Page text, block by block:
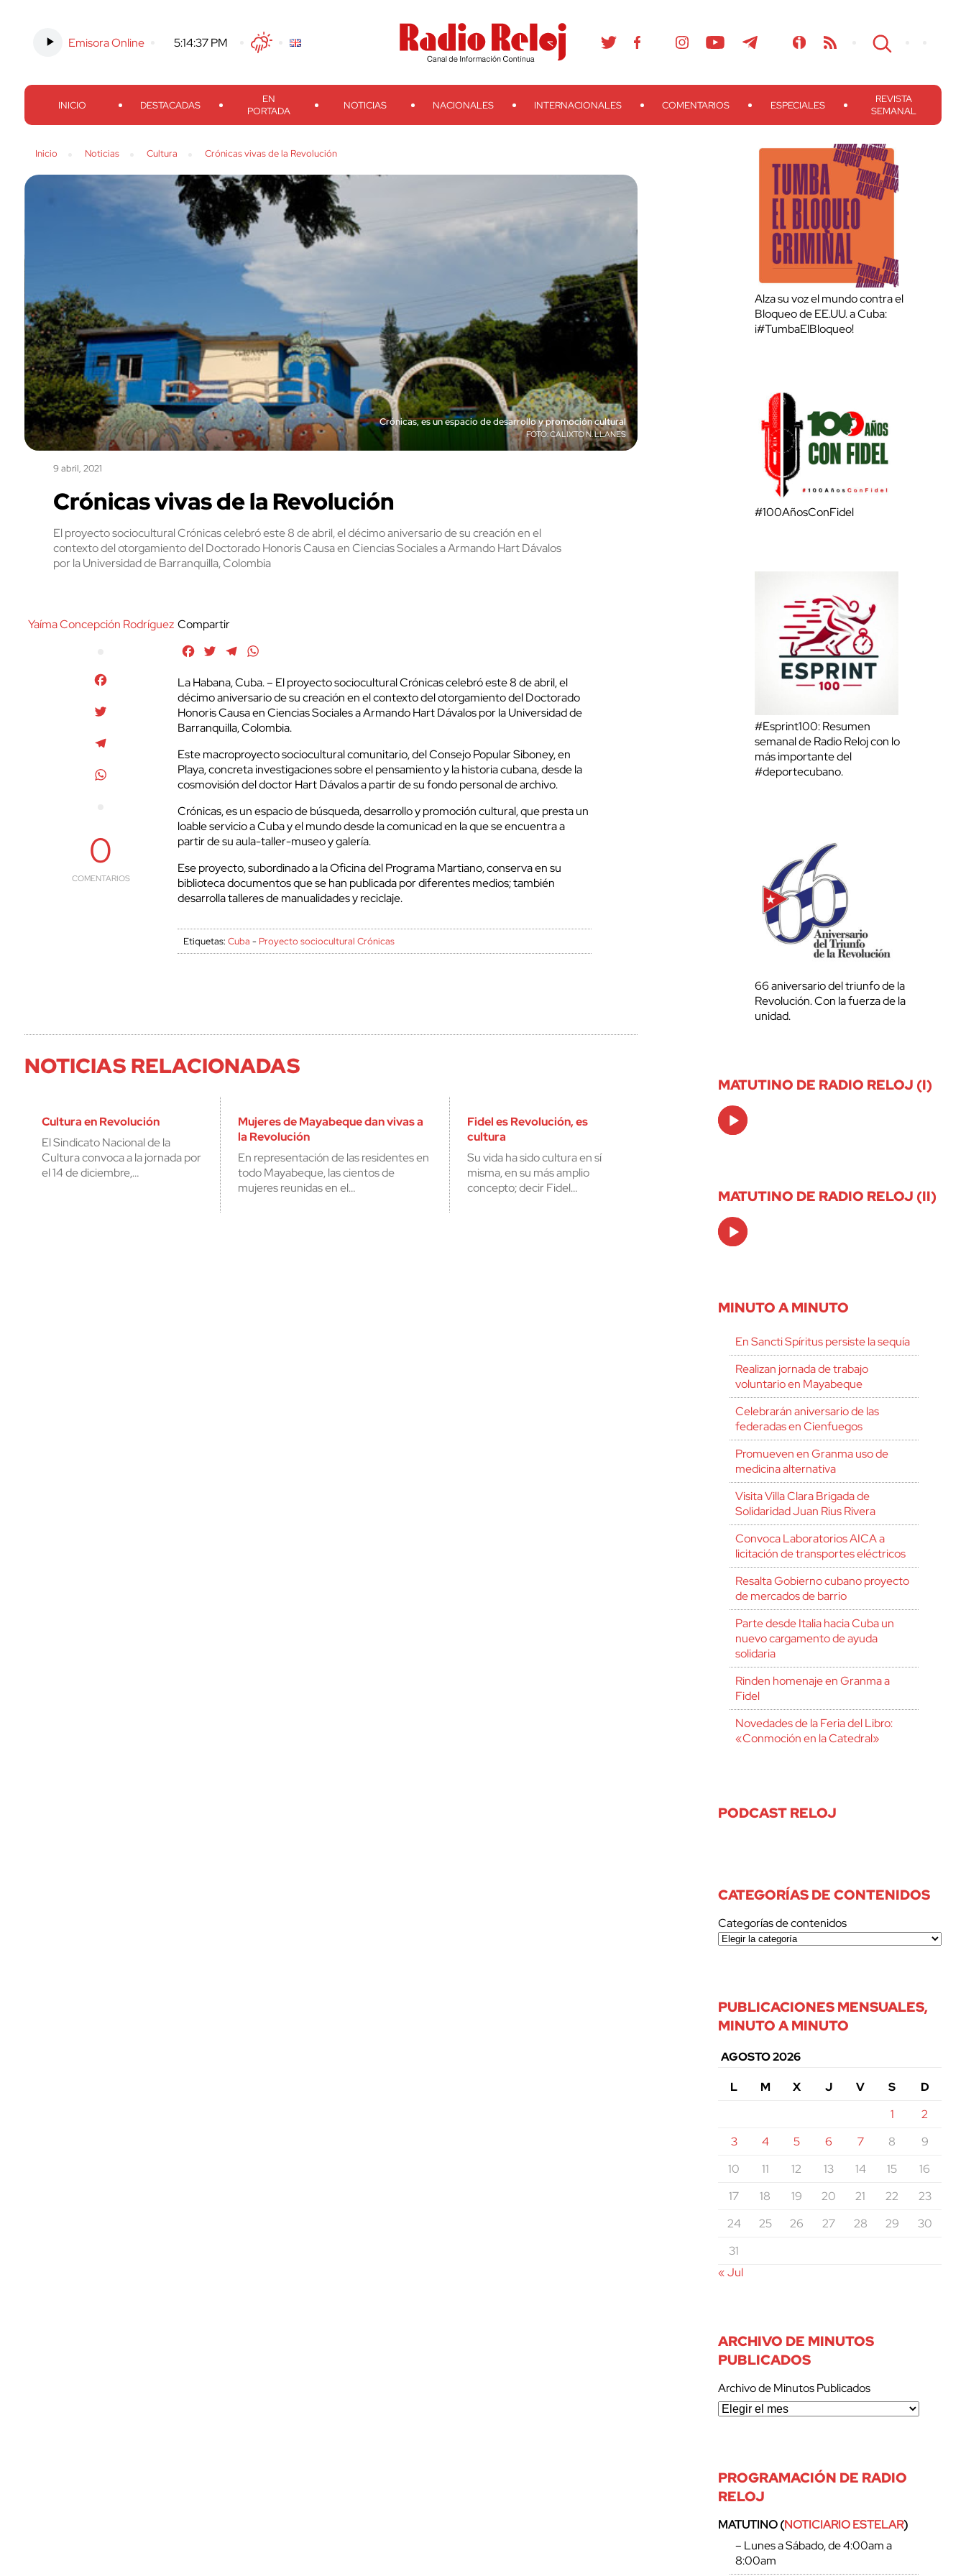
Emisora Online 5:14:38 PM TwitterFacebook
Threads
Instagram TelegramTeveo Ivoox RSS Search
INICIO DESTACADAS
EN
PORTADA
NOTICIAS NACIONALES INTERNACIONALES COMENTARIOS ESPECIALES
REVISTA
SEMANAL
Inicio Noticias Cultura Crónicas vivas de la Revolución
Crónicas, es un espacio de desarrollo y promoción cultural
CALIXTO N. LLANES
9 abril, 2021
Crónicas vivas de la Revolución
El proyecto sociocultural Crónicas celebró este 8 de abril, el décimo aniversario de su creación en el
contexto del otorgamiento del Doctorado Honoris Causa en Ciencias Sociales a Armando Hart Dávalos
por la Universidad de Barranquilla, Colombia
Yaíma Concepción Rodríguez
0
COMENTARIOS
Compartir
FacebookTwitterTelegram
La Habana, Cuba. – El proyecto sociocultural Crónicas celebró este 8 de abril, el
décimo aniversario de su creación en el contexto del otorgamiento del Doctorado
Honoris Causa en Ciencias Sociales a Armando Hart Dávalos por la Universidad de
Barranquilla, Colombia.
Este macroproyecto sociocultural comunitario, del Consejo Popular Siboney, en
Playa, concreta investigaciones sobre el pensamiento y la historia cubana, desde la
cosmovisión del doctor Hart Dávalos a partir de su fondo personal de archivo.
Crónicas, es un espacio de búsqueda, desarrollo y promoción cultural, que presta un
loable servicio a Cuba y el mundo desde la comunicad en la que se encuentra a
partir de su aula-taller-museo y galería.
Ese proyecto, subordinado a la Oficina del Programa Martiano, conserva en su
biblioteca documentos que se han publicada por diferentes medios; también
desarrolla talleres de manualidades y reciclaje.
Etiquetas:Cuba - Proyecto sociocultural Crónicas
NOTICIAS RELACIONADAS
Cultura en Revolución
El Sindicato Nacional de la
Cultura convoca a la jornada por
el 14 de diciembre,…
Mujeres de Mayabeque dan vivas a
la Revolución
En representación de las residentes en
todo Mayabeque, las cientos de
mujeres reunidas en el…
Fidel es Revolución, es
cultura
Su vida ha sido cultura en sí
misma, en su más amplio
concepto; decir Fidel…
Alza su voz el mundo contra el
Bloqueo de EE.UU. a Cuba:
¡#TumbaElBloqueo!
#100AñosConFidel
#Esprint100: Resumen
semanal de Radio Reloj con lo
más importante del
#deportecubano.
66 aniversario del triunfo de la
Revolución. Con la fuerza de la
unidad.
MATUTINO DE RADIO RELOJ (I)
Audio
Player
MATUTINO DE RADIO RELOJ (II)
Audio
Player
MINUTO A MINUTO
En Sancti Spíritus persiste la sequía
Realizan jornada de trabajo
voluntario en Mayabeque
Celebrarán aniversario de las
federadas en Cienfuegos
Promueven en Granma uso de
medicina alternativa
Visita Villa Clara Brigada de
Solidaridad Juan Rius Rivera
Convoca Laboratorios AICA a
licitación de transportes eléctricos
Resalta Gobierno cubano proyecto
de mercados de barrio
Parte desde Italia hacia Cuba un
nuevo cargamento de ayuda
solidaria
Rinden homenaje en Granma a
Fidel
Novedades de la Feria del Libro:
«Conmoción en la Catedral»
PODCAST RELOJ
CATEGORÍAS DE CONTENIDOS
Categorías de contenidos
PUBLICACIONES MENSUALES,
MINUTO A MINUTO
AGOSTO 2026
L
M X J V S
D
1
2
3
4 5 6 7 8
9
10
11 12 13 14 15
16
17
18 19 20 21 22
23
24
25 26 27 28 29
30
31
« Jul
ARCHIVO DE MINUTOS
PUBLICADOS
Archivo de Minutos Publicados
PROGRAMACIÓN DE RADIO
RELOJ
MATUTINO (NOTICIARIO ESTELAR)
– Lunes a Sábado, de 4:00am a
8:00am